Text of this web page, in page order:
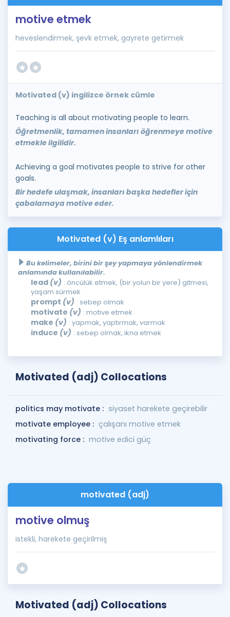
İngilizce Gramer
motive etmek
heveslendirmek, şevk etmek, gayrete getirmek
Motivated (v) ingilizce örnek cümle
Teaching is all about motivating people to learn.
Öğretmenlik, tamamen insanları öğrenmeye motive
etmekle ilgilidir.
Achieving a goal motivates people to strive for other
goals.
Bir hedefe ulaşmak, insanları başka hedefler için
çabalamaya motive eder.
Motivated (v) Eş anlamlıları
Bu kelimeler, birini bir şey yapmaya yönlendirmek
anlamında kullanılabilir.
lead (v) : öncülük etmek, (bir yolun bir yere) gitmesi,
yaşam sürmek
prompt (v) : sebep olmak
motivate (v) : motive etmek
make (v) : yapmak, yaptırmak, varmak
induce (v) : sebep olmak, ikna etmek
Motivated (adj) Collocations
politics may motivate : siyaset harekete geçirebilir
motivate employee : çalışanı motive etmek
motivating force : motive edici güç
motivated (adj)
motive olmuş
istekli, harekete geçirilmiş
Motivated (adj) Collocations